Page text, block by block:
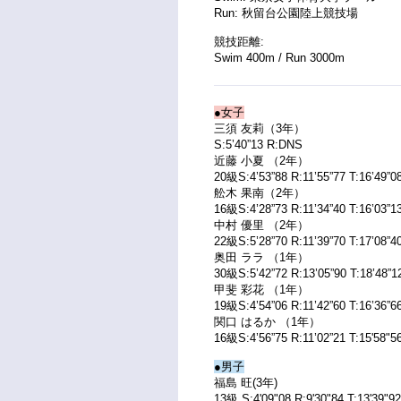
Run: 秋留台公園陸上競技場
競技距離:
Swim 400m / Run 3000m
●女子
三須 友莉（3年）
S:5’40”13 R:DNS
近藤 小夏 （2年）
20級S:4’53”88 R:11’55”77
舩木 果南（2年）
16級S:4’28”73 R:11’34”40
中村 優里 （2年）
22級S:5’28”70 R:11’39”70
奥田 ララ （1年）
30級S:5’42”72 R:13’05”90
甲斐 彩花 （1年）
19級S:4’54”06 R:11’42”60
関口 はるか （1年）
16級S:4’56”75 R:11’02”21
●男子
福島 旺(3年)
13級 S:4'09"08 R:9'30"84 T:13'39"92